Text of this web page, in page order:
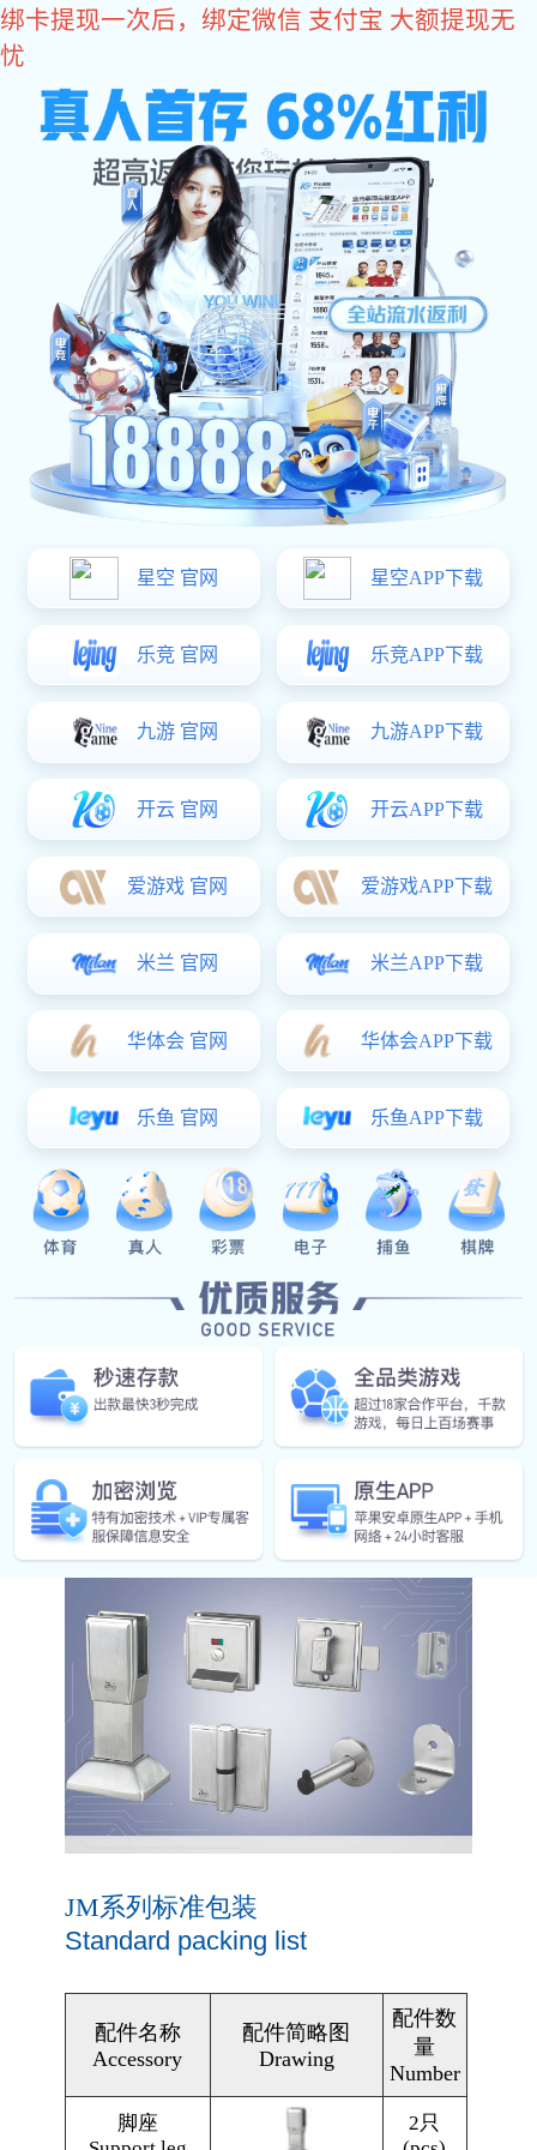
好博体育
精密系列 哥伽奥系列 亨域系列
德高系列
尼龙系列 锌合金系列
304不锈钢
当前位置：好博体育 产品中心 > 精密系列
JM17
卫生间隔断五金
304不锈钢隔断配件-JM17
304不锈钢隔断配件-JM系列
STAINLESS STEEL 304
PARTITION FITTINGS SERIES--JM17
JM系列标准包装
Standard packing list
配件名称
Accessory
配件简略图
Drawing
配件数
量
Number
脚座
2只